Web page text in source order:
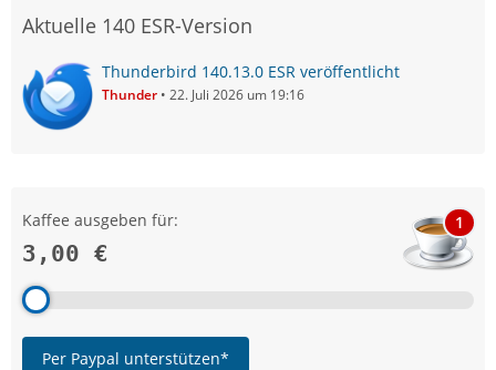
Aktuelle 140 ESR-Version
Thunderbird 140.13.0 ESR veröffentlicht
Thunder 22. Juli 2026 um 19:16
Kaffee ausgeben für:
3,00 €
1
Per Paypal unterstützen*